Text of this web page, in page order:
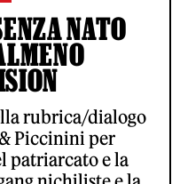
NATO
rubrica/dialogo
Piccinini per
patriarcato e la